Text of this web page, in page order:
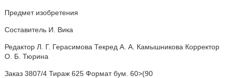
Предмет изобретения
Составитель И. Вика
Редактор Л. Г. Герасимова Текред А. А. Камышникова Корректор
О. Б. Тюрина
Заказ 3807/4 Тираж 625 Формат бум. 60>(90